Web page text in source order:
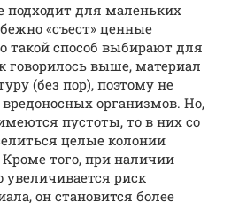
подходит для маленьких
«съест» ценные
способ выбирают для
говорилось выше, материал
(без пор), поэтому не
организмов. Но,
пустоты, то в них со
целые колонии
того, при наличии
увеличивается риск
он становится более